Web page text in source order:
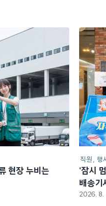
현장 누비는
직원 행
‘잠시
배송기
2026. 8.